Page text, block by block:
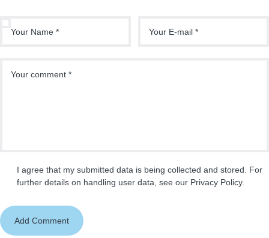
I agree that my submitted data is being collected and stored. For
further details on handling user data, see our Privacy Policy.